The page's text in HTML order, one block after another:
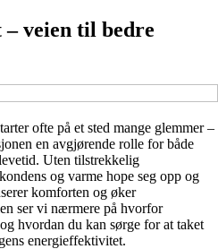
veien til bedre
ofte på et sted mange glemmer –
en avgjørende rolle for både
Uten tilstrekkelig
og varme hope seg opp og
komforten og øker
ser vi nærmere på hvorfor
hvordan du kan sørge for at taket
energieffektivitet.